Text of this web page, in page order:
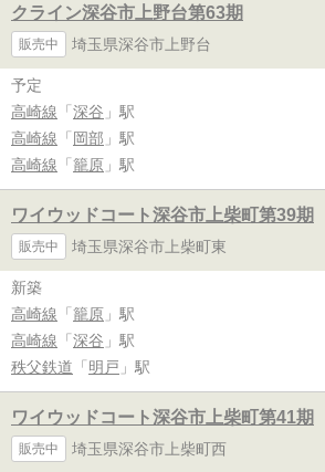
クライン深谷市上野台第63期
販売中 埼玉県深谷市上野台
予定
高崎線 「 深谷 」駅
高崎線 「 岡部 」駅
高崎線 「 籠原 」駅
ワイウッドコート深谷市上柴町第39期
販売中 埼玉県深谷市上柴町東
新築
高崎線 「 籠原 」駅
高崎線 「 深谷 」駅
秩父鉄道 「 明戸 」駅
ワイウッドコート深谷市上柴町第41期
販売中 埼玉県深谷市上柴町西